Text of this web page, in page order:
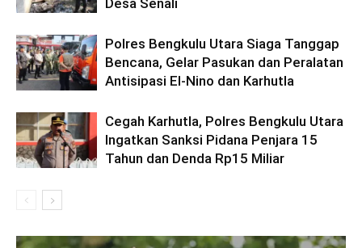
Polres Bengkulu Utara Siaga Tanggap
Bencana, Gelar Pasukan dan Peralatan
Antisipasi El-Nino dan Karhutla
Cegah Karhutla, Polres Bengkulu Utara
Ingatkan Sanksi Pidana Penjara 15
Tahun dan Denda Rp15 Miliar